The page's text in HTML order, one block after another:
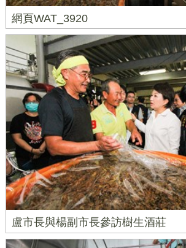
網頁WAT_3920
盧市長與楊副市長參訪樹生酒莊